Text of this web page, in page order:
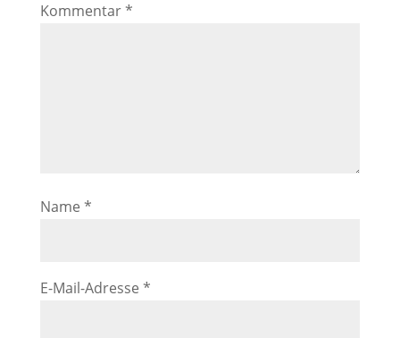
Kommentar*
Name *
E-Mail-Adresse *